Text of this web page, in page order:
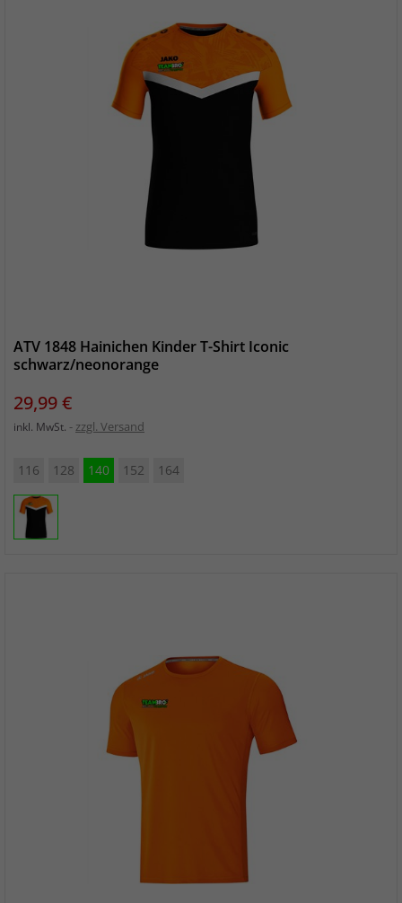
ATV 1848 Hainichen Kinder T-Shirt Iconic
schwarz/neonorange
Preis
29,99 €
inkl. MwSt. zzgl. Versand
116 128 140 152 164